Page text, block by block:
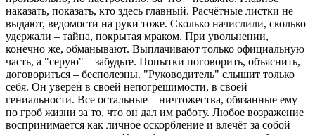
наказать, показать, кто здесь главный. Расчётные листки не
выдают, ведомости на руки тоже. Сколько начислили, сколько
удержали – тайна, покрытая мраком. При увольнении,
конечно же, обманывают. Выплачивают только официальную
часть, а "серую" – забудьте. Попытки поговорить, объяснить,
договориться – бесполезны. "Руководитель" слышит только
себя. Он уверен в своей непогрешимости, в своей
гениальности. Все остальные – ничтожества, обязанные ему
по гроб жизни за то, что он дал им работу. Любое возражение
воспринимается как личное оскорбление и влечёт за собой